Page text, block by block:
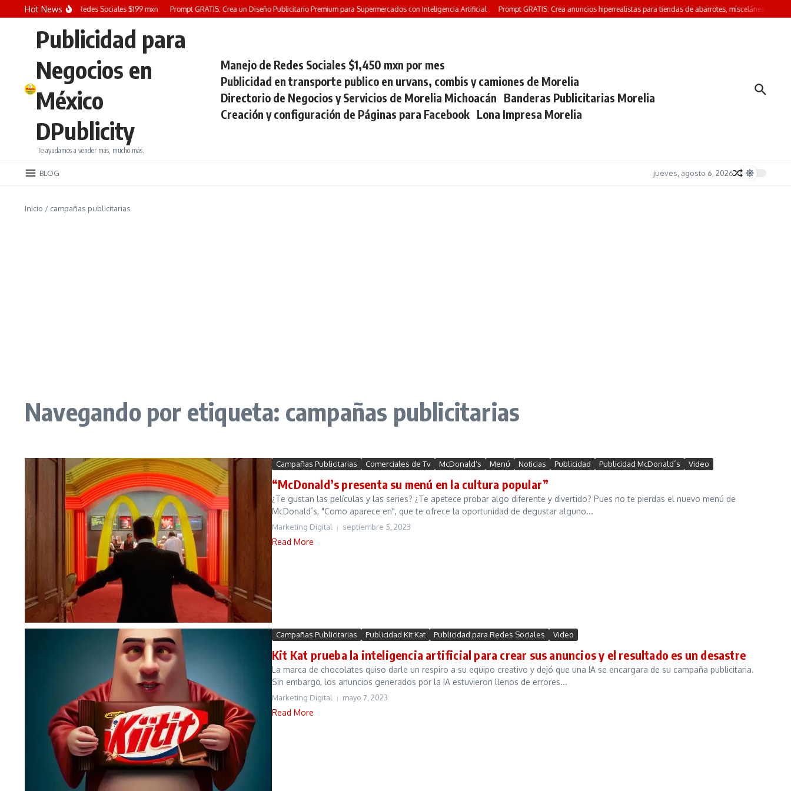
Saltar al contenido
Hot News
Diseño Grafico para Redes Sociales $199 mxn Prompt GRATIS: Crea un Diseño Publicitario Premium para Supermercados con Inteligencia Artificial Prompt GRATIS: Crea anuncios hiperrealistas para tiendas de abarrotes, misceláneas y
Publicidad para
Negocios en
México
DPublicity
Te ayudamos a vender más, mucho más.
Manejo de Redes Sociales $1,450 mxn por mes
Publicidad en transporte publico en urvans, combis y camiones de Morelia
Directorio de Negocios y Servicios de Morelia Michoacán Banderas Publicitarias Morelia
Creación y configuración de Páginas para Facebook Lona Impresa Morelia
BLOG jueves, agosto 6, 2026
Inicio / campañas publicitarias
Navegando por etiqueta: campañas publicitarias
Campañas Publicitarias Comerciales de Tv McDonald’s Menú Noticias Publicidad Publicidad McDonald´s Video
“McDonald’s presenta su menú en la cultura popular”
¿Te gustan las películas y las series? ¿Te apetece probar algo diferente y divertido? Pues no te pierdas el nuevo menú de
McDonald´s, "Como aparece en", que te ofrece la oportunidad de degustar alguno...
Marketing Digital septiembre 5, 2023
Read More
Campañas Publicitarias Publicidad Kit Kat Publicidad para Redes Sociales Video
Kit Kat prueba la inteligencia artificial para crear sus anuncios y el resultado es un desastre
La marca de chocolates quiso darle un respiro a su equipo creativo y dejó que una IA se encargara de su campaña publicitaria.
Sin embargo, los anuncios generados por la IA estuvieron llenos de errores...
Marketing Digital mayo 7, 2023
Read More